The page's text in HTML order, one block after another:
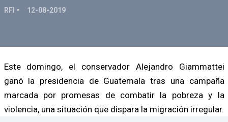
RFI 12-08-2019
Este domingo, el conservador Alejandro Giammattei
ganó la presidencia de Guatemala tras una campaña
marcada por promesas de combatir la pobreza y la
violencia, una situación que dispara la migración irregular.